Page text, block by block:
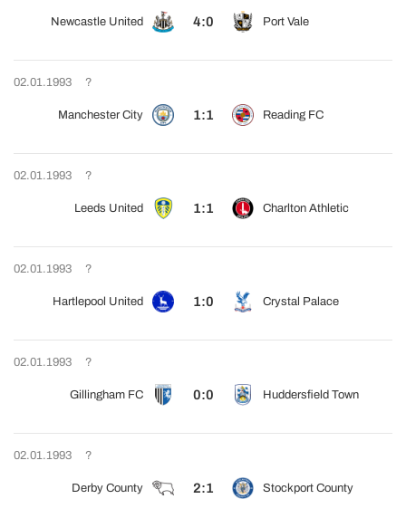
Newcastle United 4:0 Port Vale
02.01.1993 ?
Manchester City 1:1 Reading FC
02.01.1993 ?
Leeds United 1:1 Charlton Athletic
02.01.1993 ?
Hartlepool United 1:0 Crystal Palace
02.01.1993 ?
Gillingham FC 0:0 Huddersfield Town
02.01.1993 ?
Derby County 2:1 Stockport County